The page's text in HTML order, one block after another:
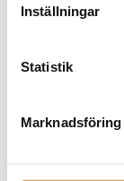
Inställningar
Statistik
Marknadsföring